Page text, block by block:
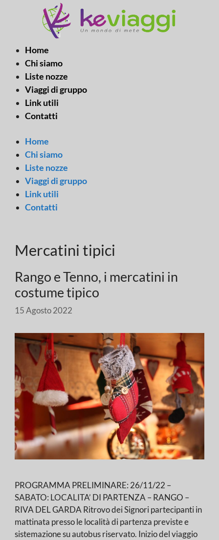
Home
Chi siamo
Liste nozze
Viaggi di gruppo
Link utili
Contatti
Home
Chi siamo
Liste nozze
Viaggi di gruppo
Link utili
Contatti
Mercatini tipici
Rango e Tenno, i mercatini in
costume tipico
15 Agosto 2022
PROGRAMMA PRELIMINARE: 26/11/22 –
SABATO: LOCALITA’ DI PARTENZA – RANGO –
RIVA DEL GARDA Ritrovo dei Signori partecipanti in
mattinata presso le località di partenza previste e
sistemazione su autobus riservato. Inizio del viaggio